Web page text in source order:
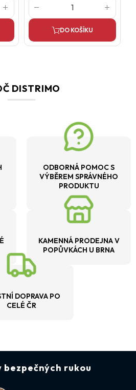
DO KOŠÍKU
DISTRIMO
ODBORNÁ POMOC S
VÝBĚREM SPRÁVNÉHO
PRODUKTU
KAMENNÁ PRODEJNA V
POPŮVKÁCH U BRNA
DOPRAVA PO
CELÉ ČR
bezpečných rukou